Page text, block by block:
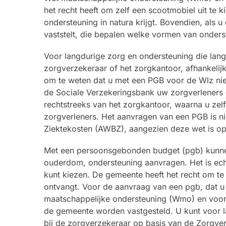
het recht heeft om zelf een scootmobiel uit te
ondersteuning in natura krijgt. Bovendien, als
vaststelt, die bepalen welke vormen van
Voor langdurige zorg en ondersteuning die
zorgverzekeraar of het zorgkantoor,
om te weten dat u met een PGB voor de Wlz
de Sociale Verzekeringsbank uw
rechtstreeks van het zorgkantoor, waarna u
zorgverleners. Het aanvragen van een PGB is
Ziektekosten (AWBZ), aangezien deze wet is
Met een persoonsgebonden budget (pgb)
ouderdom, ondersteuning aanvragen. Het is
kunt kiezen. De gemeente heeft het recht om
ontvangt. Voor de aanvraag van een pgb, dat
maatschappelijke ondersteuning (Wmo) en
de gemeente worden vastgesteld. U kunt
bij de zorgverzekeraar op basis van de